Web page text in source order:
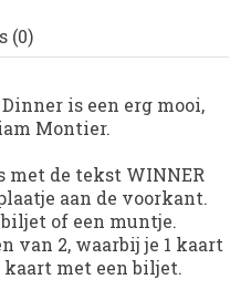
(0)
is een erg mooi,
Montier.
met de tekst WINNER
aan de voorkant.
of een muntje.
van 2, waarbij je 1 kaart
kaart met een biljet.